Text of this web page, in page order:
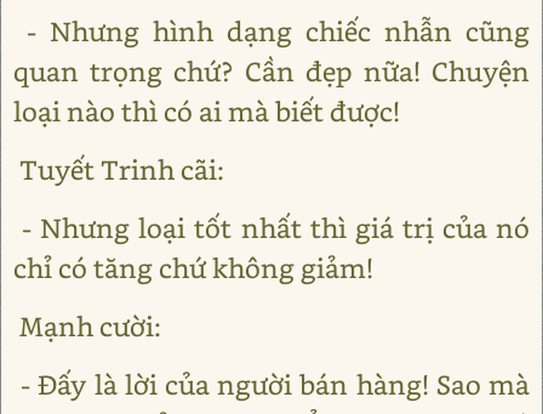
- Nhưng hình dạng chiếc nhẫn cũng
quan trọng chứ? Cần đẹp nữa! Chuyện
loại nào thì có ai mà biết được!
Tuyết Trinh cãi:
- Nhưng loại tốt nhất thì giá trị của nó
chỉ có tăng chứ không giảm!
Mạnh cười:
- Đấy là lời của người bán hàng! Sao mà